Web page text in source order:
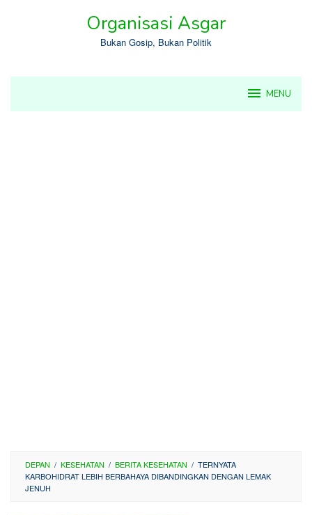
Organisasi Asgar
Bukan Gosip, Bukan Politik
MENU
DEPAN / KESEHATAN / BERITA KESEHATAN / TERNYATA
KARBOHIDRAT LEBIH BERBAHAYA DIBANDINGKAN DENGAN LEMAK
JENUH